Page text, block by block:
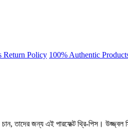
Return Policy 100% Authentic
চান, তাদের জন্য এই পারফেক্ট থ্রি-পিস।